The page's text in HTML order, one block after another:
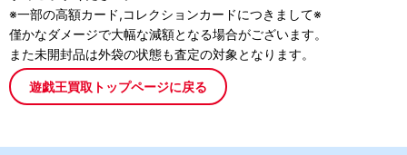
※一部の高額カード,コレクションカードにつきまして※
僅かなダメージで大幅な減額となる場合がございます。
また未開封品は外袋の状態も査定の対象となります。
遊戯王買取トップページに戻る